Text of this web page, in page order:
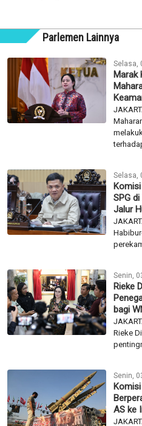
Parlemen Lainnya
Selasa,
Marak
Selasa,
SPG
Jalur
Senin,
Rieke
bagi
Rieke
Senin,
AS ke